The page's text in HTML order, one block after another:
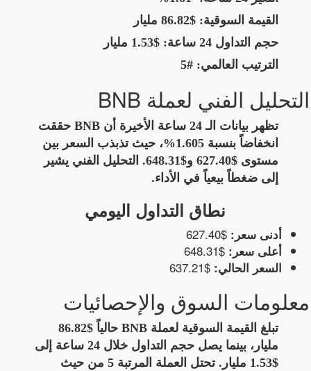
القيمة السوقية: $86.82 مليار
حجم التداول 24 ساعة:
$1.53 مليار
الترتيب العالمي: #5
التحليل الفني لعملة BNB
تظهر بيانات الـ 24 ساعة الأخيرة أن BNB حققت
انخفاضاً بنسبة 1.605%، حيث تذبذب السعر بين
مستوى $627.40 و$648.31. التحليل الفني يشير
إلى ضغطاً بيعياً في الأداء.
نطاق التداول اليومي
أدنى سعر: $627.40
أعلى سعر: $648.31
السعر الحالي: $637.21
معلومات السوق والإحصائيات
تبلغ القيمة السوقية لعملة BNB حالياً $86.82
مليار، بينما يصل حجم التداول خلال 24 ساعة إلى
$1.53 مليار. تحتل العملة المرتبة 5 من حيث